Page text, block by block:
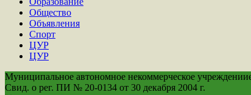
Общество
Объявления
Спорт
ЦУР
ЦУР
Муниципальное автономное некоммерческое
Свид. о рег. ПИ № 20-0134 от 30 декабря 2004 г.